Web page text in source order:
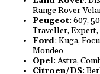
Range Rover
Peugeot: 607,
Traveller, Expert,
Ford: Kuga,
Mondeo
Opel: Astra,
Citroen/DS: